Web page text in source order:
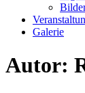
Galerie
Autor: